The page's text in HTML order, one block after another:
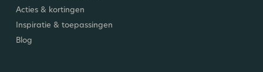
Acties & kortingen
Inspiratie & toepassingen
Blog